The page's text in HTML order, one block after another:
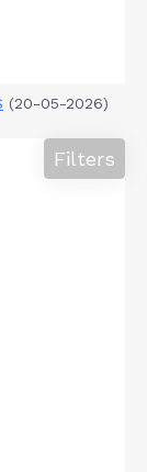
(20-05-2026)
Filters